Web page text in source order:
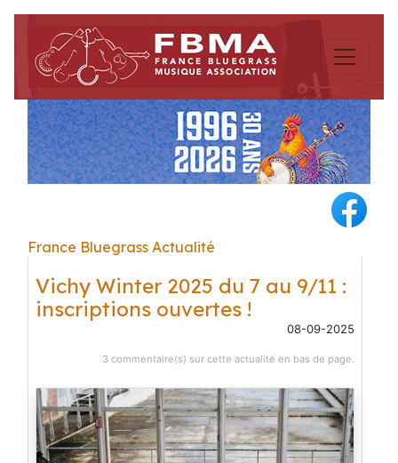
France Bluegrass Actualité
Vichy Winter 2025 du 7 au 9/11 :
inscriptions ouvertes !
08-09-2025
3 commentaire(s) sur cette actualité en bas de page.